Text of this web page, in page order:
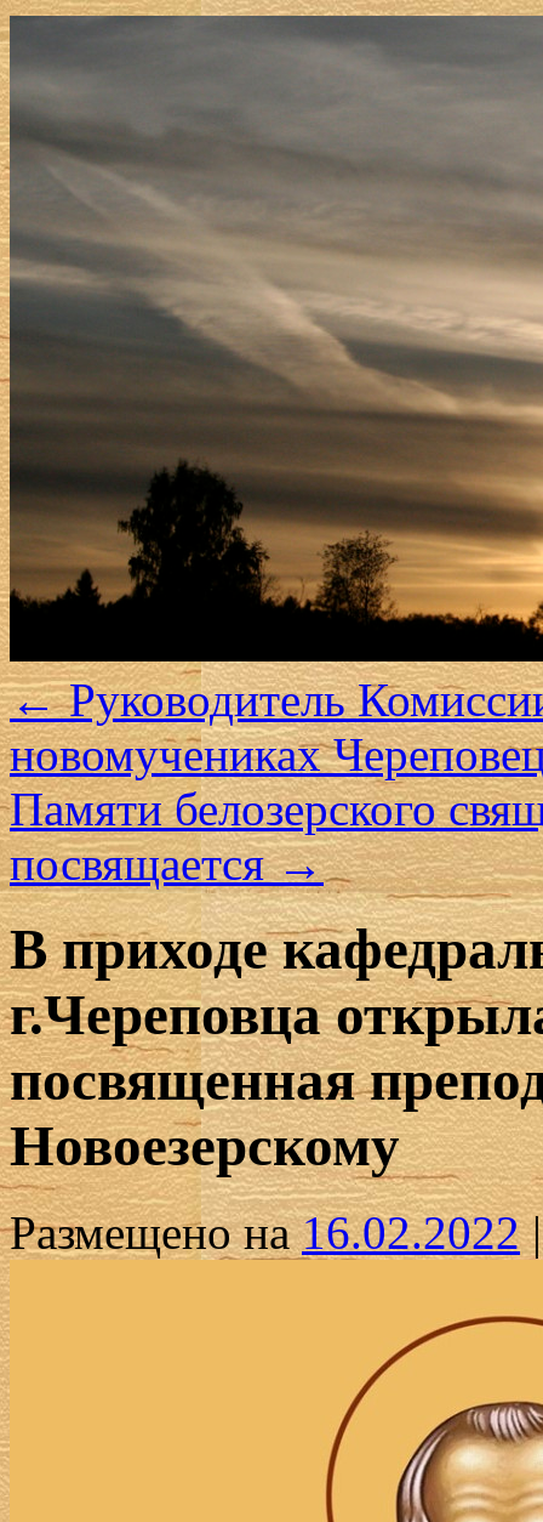
←Руководитель
новомучениках
Памяти белозерского
посвящается→
В приходе
г.Череповца
посвященная
Новоезерскому
Размещено на 16.02.2022 |